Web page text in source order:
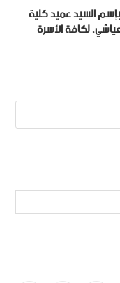
السيد عميد كلية
لكافة الأسرة